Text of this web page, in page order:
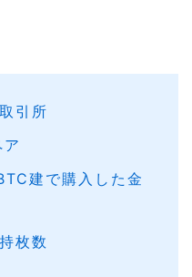
引所
建で購入した金
枚数